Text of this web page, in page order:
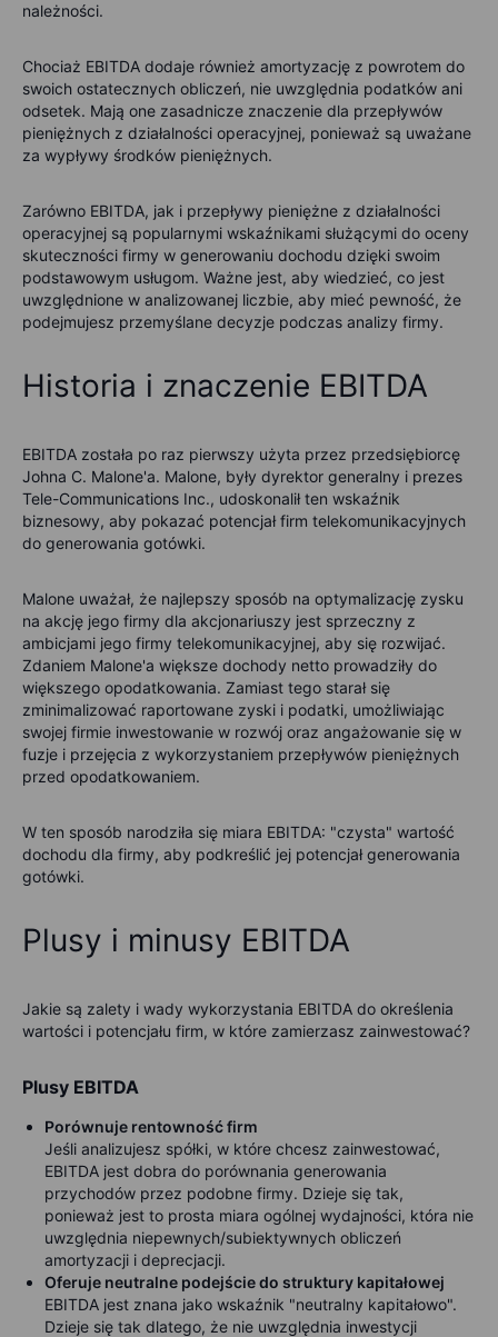
należności.
Chociaż EBITDA dodaje również amortyzację z powrotem do
swoich ostatecznych obliczeń, nie uwzględnia podatków ani
odsetek. Mają one zasadnicze znaczenie dla przepływów
pieniężnych z działalności operacyjnej, ponieważ są uważane
za wypływy środków pieniężnych.
Zarówno EBITDA, jak i przepływy pieniężne z działalności
operacyjnej są popularnymi wskaźnikami służącymi do oceny
skuteczności firmy w generowaniu dochodu dzięki swoim
podstawowym usługom. Ważne jest, aby wiedzieć, co jest
uwzględnione w analizowanej liczbie, aby mieć pewność, że
podejmujesz przemyślane decyzje podczas analizy firmy.
Historia i znaczenie EBITDA
EBITDA została po raz pierwszy użyta przez przedsiębiorcę
Johna C. Malone'a. Malone, były dyrektor generalny i prezes
Tele-Communications Inc., udoskonalił ten wskaźnik
biznesowy, aby pokazać potencjał firm telekomunikacyjnych
do generowania gotówki.
Malone uważał, że najlepszy sposób na optymalizację zysku
na akcję jego firmy dla akcjonariuszy jest sprzeczny z
ambicjami jego firmy telekomunikacyjnej, aby się rozwijać.
Zdaniem Malone'a większe dochody netto prowadziły do
większego opodatkowania. Zamiast tego starał się
zminimalizować raportowane zyski i podatki, umożliwiając
swojej firmie inwestowanie w rozwój oraz angażowanie się w
fuzje i przejęcia z wykorzystaniem przepływów pieniężnych
przed opodatkowaniem.
W ten sposób narodziła się miara EBITDA: "czysta" wartość
dochodu dla firmy, aby podkreślić jej potencjał generowania
gotówki.
Plusy i minusy EBITDA
Jakie są zalety i wady wykorzystania EBITDA do określenia
wartości i potencjału firm, w które zamierzasz zainwestować?
Plusy EBITDA
Porównuje rentowność firm
Jeśli analizujesz spółki, w które chcesz zainwestować,
EBITDA jest dobra do porównania generowania
przychodów przez podobne firmy. Dzieje się tak,
ponieważ jest to prosta miara ogólnej wydajności, która nie
uwzględnia niepewnych/subiektywnych obliczeń
amortyzacji i deprecjacji.
Oferuje neutralne podejście do struktury kapitałowej
EBITDA jest znana jako wskaźnik "neutralny kapitałowo".
Dzieje się tak dlatego, że nie uwzględnia inwestycji